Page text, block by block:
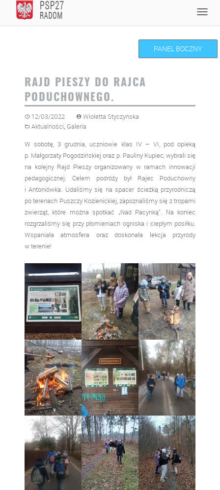
content
PANEL BOCZNY
RAJD PIESZY DO RAJCA
PODUCHOWNEGO.
12/03/2022
Wioletta Styczyńska
Aktualności, Galeria
W sobotę, 3 grudnia, uczniowie klas IV – VI, pod opieką
p. Małgorzaty Pogodzińskiej oraz p. Pauliny Kupiec, wybrali się
na kolejny Rajd Pieszy organizowany w ramach innowacji
pedagogicznej. Celem podróży był Rajec Poduchowny
i Antoniówka. Udaliśmy się na spacer ścieżką przyrodniczą
po terenach Puszczy Kozienickiej, zapoznaliśmy się z tropami
zwierząt, które można spotkać „Nad Pacynką”. Na koniec
rozgrzaliśmy się przy płomieniach ogniska i ciepłym posiłku.
Wspaniała atmosfera oraz doskonała lekcja przyrody
w terenie!